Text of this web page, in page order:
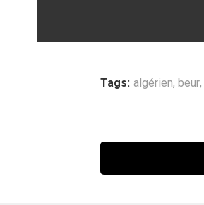
Tags: algérien, beur,